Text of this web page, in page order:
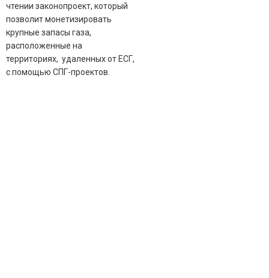
чтении законопроект, который
позволит монетизировать
крупные запасы газа,
расположенные на
территориях, удаленных от ЕСГ,
с помощью СПГ-проектов.